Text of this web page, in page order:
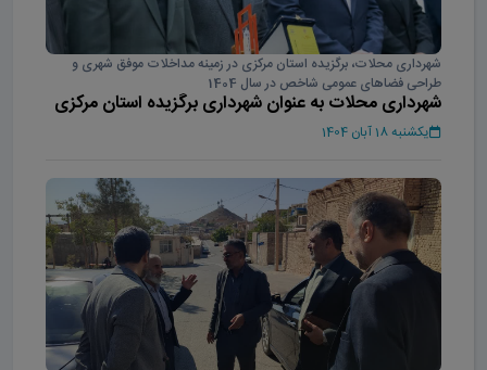
شهرداری محلات، برگزیده استان مرکزی در زمینه مداخلات موفق شهری و
طراحی فضاهای عمومی شاخص در سال 1404
شهرداری محلات به عنوان شهرداری برگزیده استان مرکزی
در سال 1404
یکشنبه 18 آبان 1404